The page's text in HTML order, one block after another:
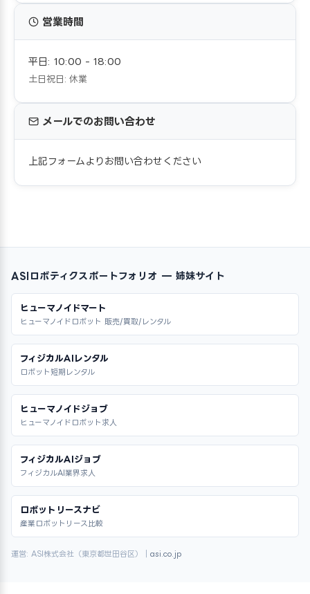
営業時間
平日: 10:00 - 18:00
土日祝日: 休業
メールでのお問い合わせ
上記フォームよりお問い合わせください
ASIロボティクスポートフォリオ — 姉妹サイト
ヒューマノイドマート
ヒューマノイドロボット 販売/買取/レンタル
フィジカルAIレンタル
ロボット短期レンタル
ヒューマノイドジョブ
ヒューマノイドロボット求人
フィジカルAIジョブ
フィジカルAI業界求人
ロボットリースナビ
産業ロボットリース比較
運営: ASI株式会社（東京都世田谷区）｜ asi.co.jp